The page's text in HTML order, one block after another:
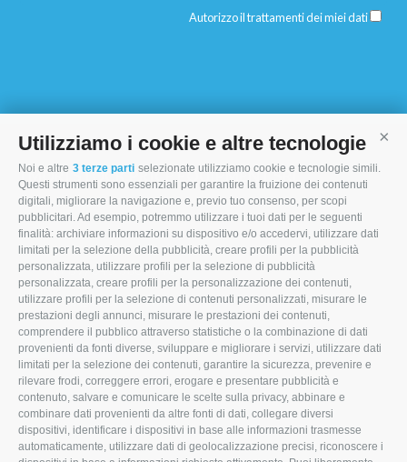
Utilizziamo i cookie e altre tecnologie
Noi e altre 3 terze parti selezionate utilizziamo cookie e tecnologie simili.
Questi strumenti sono essenziali per garantire la fruizione dei contenuti
digitali, migliorare la navigazione e, previo tuo consenso, per scopi
pubblicitari. Ad esempio, potremmo utilizzare i tuoi dati per le seguenti
finalità: archiviare informazioni su dispositivo e/o accedervi, utilizzare dati
limitati per la selezione della pubblicità, creare profili per la pubblicità
personalizzata, utilizzare profili per la selezione di pubblicità
personalizzata, creare profili per la personalizzazione dei contenuti,
utilizzare profili per la selezione di contenuti personalizzati, misurare le
prestazioni degli annunci, misurare le prestazioni dei contenuti,
comprendere il pubblico attraverso statistiche o la combinazione di dati
provenienti da fonti diverse, sviluppare e migliorare i servizi, utilizzare dati
limitati per la selezione dei contenuti, garantire la sicurezza, prevenire e
rilevare frodi, correggere errori, erogare e presentare pubblicità e
contenuto, salvare e comunicare le scelte sulla privacy, abbinare e
combinare dati provenienti da altre fonti di dati, collegare diversi
dispositivi, identificare i dispositivi in base alle informazioni trasmesse
automaticamente, utilizzare dati di geolocalizzazione precisi, riconoscere i
Autorizzo il trattamenti dei miei dati
I MORI STOCK PRICE EQUIPMENT SRL
Via Maranello, 19
47853 Coriano (RN)
(+39) 345 0369943
info@imoristock.com
T
w
i
t
t
F
a
c
e
b
L
i
n
k
e